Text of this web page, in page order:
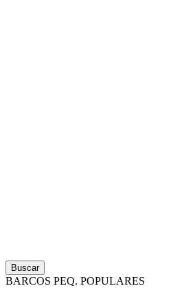
Buscar
BARCOS PEQ. POPULARES